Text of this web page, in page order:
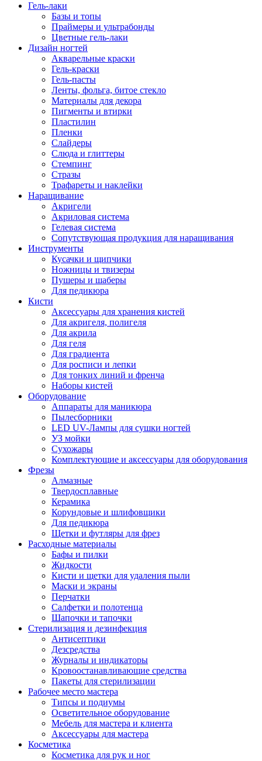
Гель-лаки
Базы и топы
Праймеры и ультрабонды
Цветные гель-лаки
Дизайн ногтей
Акварельные краски
Гель-краски
Гель-пасты
Ленты, фольга, битое стекло
Материалы для декора
Пигменты и втирки
Пластилин
Пленки
Слайдеры
Слюда и глиттеры
Стемпинг
Стразы
Трафареты и наклейки
Наращивание
Акригели
Акриловая система
Гелевая система
Сопутствующая продукция для наращивания
Инструменты
Кусачки и щипчики
Ножницы и твизеры
Пушеры и шаберы
Для педикюра
Кисти
Аксессуары для хранения кистей
Для акригеля, полигеля
Для акрила
Для геля
Для градиента
Для росписи и лепки
Для тонких линий и френча
Наборы кистей
Оборудование
Аппараты для маникюра
Пылесборники
LED UV-Лампы для сушки ногтей
УЗ мойки
Сухожары
Комплектующие и аксессуары для оборудования
Фрезы
Алмазные
Твердосплавные
Керамика
Корундовые и шлифовщики
Для педикюра
Щетки и футляры для фрез
Расходные материалы
Бафы и пилки
Жидкости
Кисти и щетки для удаления пыли
Маски и экраны
Перчатки
Салфетки и полотенца
Шапочки и тапочки
Стерилизация и дезинфекция
Антисептики
Дезсредства
Журналы и индикаторы
Кровоостанавливающие средства
Пакеты для стерилизации
Рабочее место мастера
Типсы и подиумы
Осветительное оборудование
Мебель для мастера и клиента
Аксессуары для мастера
Косметика
Косметика для рук и ног